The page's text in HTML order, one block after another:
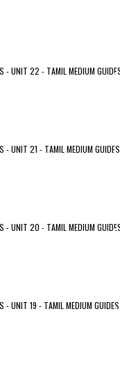
- UNIT 22 - TAMIL MEDIUM
- UNIT 21 - TAMIL MEDIUM GUIDES
- UNIT 20 - TAMIL MEDIUM
- UNIT 19 - TAMIL MEDIUM GUIDES